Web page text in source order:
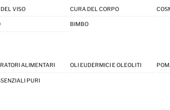
VISO CURA DEL CORPO
BIMBO
ALIMENTARI OLI EUDERMICI E OLEOLITI
PURI